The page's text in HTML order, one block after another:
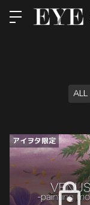
ALL
アイヲタ限定